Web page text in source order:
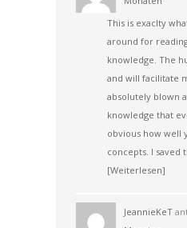
This is exaclty
around for
knowledge. The
and will facilitate
absolutely blown
knowledge that
obvious how well
concepts. I saved
[Weiterlesen]
JeannieKeT